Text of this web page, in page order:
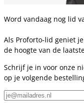
Word vandaag nog lid
Als Proforto-lid geniet
de hoogte van de
Schrijf je in voor onze
op je volgende